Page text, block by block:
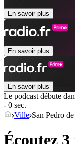
En savoir plus
En savoir plus
En savoir plus
Le podcast débute
- 0 sec.
Ville San Pedro
Écoutez 3